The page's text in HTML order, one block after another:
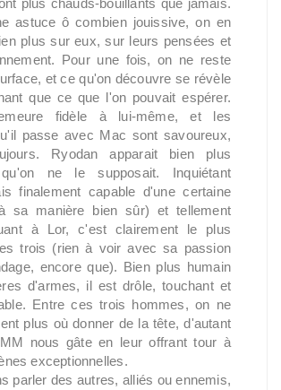
plus chauds-bouillants que jamais.
astuce ô combien jouissive, on en
plus sur eux, sur leurs pensées et
Pour une fois, on ne reste
et ce qu'on découvre se révèle
que ce que l'on pouvait espérer.
fidèle à lui-même, et les
passe avec Mac sont savoureux,
Ryodan apparait bien plus
ne le supposait. Inquiétant
finalement capable d'une certaine
sa manière bien sûr) et tellement
à Lor, c'est clairement le plus
trois (rien à voir avec sa passion
encore que). Bien plus humain
d'armes, il est drôle, touchant et
Entre ces trois hommes, on ne
plus où donner de la tête, d'autant
nous gâte en leur offrant tour à
exceptionnelles.
parler des autres, alliés ou ennemis,